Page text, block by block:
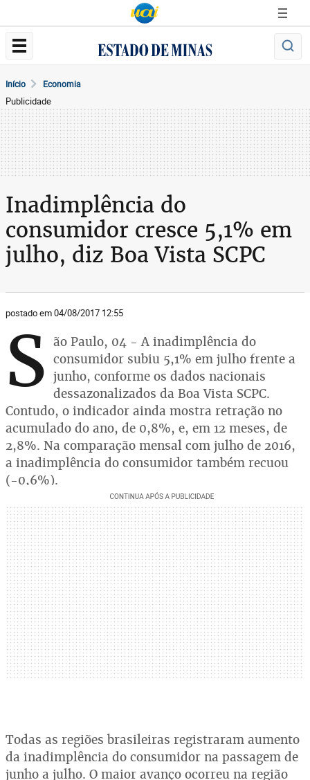
Início Economia
Publicidade
Inadimplência do
consumidor cresce 5,1% em
julho, diz Boa Vista SCPC
postado em 04/08/2017 12:55
S ão Paulo, 04 - A inadimplência do
consumidor subiu 5,1% em julho frente a
junho, conforme os dados nacionais
dessazonalizados da Boa Vista SCPC.
Contudo, o indicador ainda mostra retração no
acumulado do ano, de 0,8%, e, em 12 meses, de
2,8%. Na comparação mensal com julho de 2016,
a inadimplência do consumidor também recuou
(-0,6%).
Todas as regiões brasileiras registraram aumento
da inadimplência do consumidor na passagem de
junho a julho. O maior avanço ocorreu na região